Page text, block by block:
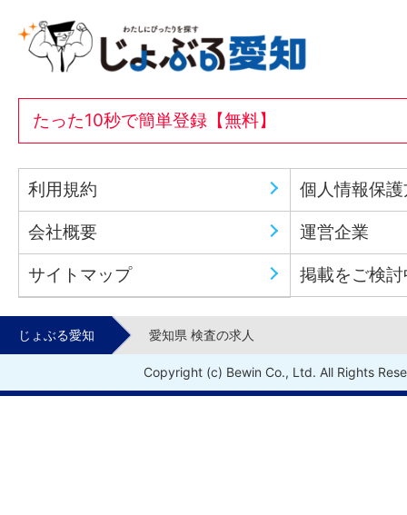
たった10秒で簡単登録【無料】
利用規約 個人情報保
会社概要 運営企業
サイトマップ 掲載をご検
じょぶる愛知 愛知県 検査の求人
Copyright (c) Bewin Co., Ltd. All Rights